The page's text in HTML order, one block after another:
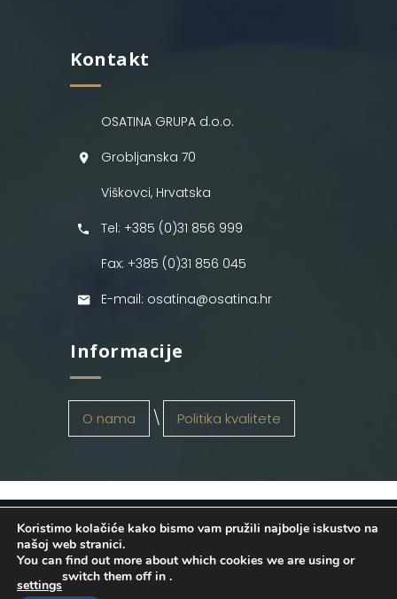
Kontakt
OSATINA GRUPA d.o.o.
Grobljanska 70
Viškovci, Hrvatska
Tel: +385 (0)31 856 999
Fax: +385 (0)31 856 045
E-mail: osatina@osatina.hr
Informacije
O nama Politika kvalitete
OSATINA GRUPA d.o.o. 2026
. Configured
byINFOS Osijek. Sva prava pridržana.
Koristimo kolačiće kako bismo vam pružili najbolje iskustvo na
našoj web stranici.
You can find out more about which cookies we are using or
switch them off in
settings
.